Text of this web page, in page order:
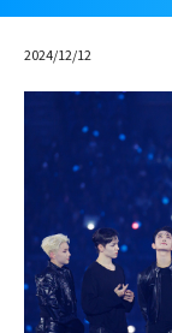
2024/12/12